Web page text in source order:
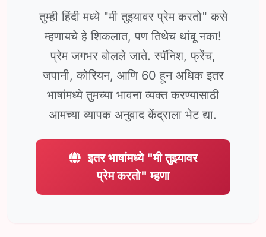
तुम्ही हिंदी मध्ये "मी तुझ्यावर प्रेम करतो" कसे
म्हणायचे हे शिकलात, पण तिथेच थांबू नका!
प्रेम जगभर बोलले जाते. स्पॅनिश, फ्रेंच,
जपानी, कोरियन, आणि 60 हून अधिक इतर
भाषांमध्ये तुमच्या भावना व्यक्त करण्यासाठी
आमच्या व्यापक अनुवाद केंद्राला भेट द्या.
इतर भाषांमध्ये "मी तुझ्यावर
प्रेम करतो" म्हणा